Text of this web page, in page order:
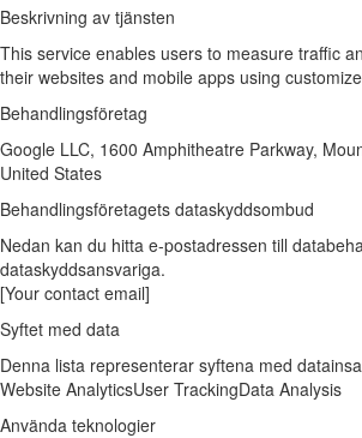
Beskrivning av tjänsten
This service enables users to measure traffic
their websites and mobile apps using
Behandlingsföretag
Google LLC, 1600 Amphitheatre Parkway,
United States
Behandlingsföretagets dataskyddsombud
Nedan kan du hitta e-postadressen till
dataskyddsansvariga.
[Your contact email]
Syftet med data
Denna lista representerar syftena med
Website AnalyticsUser TrackingData Analysis
Använda teknologier